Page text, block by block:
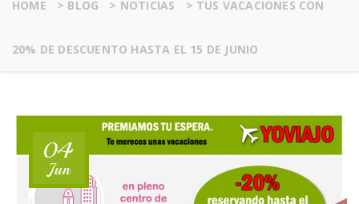
HOME > BLOG > NOTICIAS > TUS VACACIONES CON
20% DE DESCUENTO HASTA EL 15 DE JUNIO
04
Jun